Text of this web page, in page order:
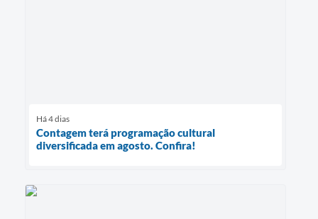
Há 4 dias
Contagem terá programação cultural
diversificada em agosto. Confira!